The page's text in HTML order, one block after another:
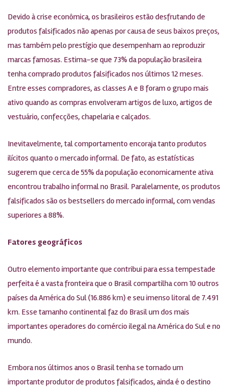
Devido à crise econômica, os brasileiros estão desfrutando de
produtos falsificados não apenas por causa de seus baixos preços,
mas também pelo prestígio que desempenham ao reproduzir
marcas famosas. Estima-se que 73% da população brasileira
tenha comprado produtos falsificados nos últimos 12 meses.
Entre esses compradores, as classes A e B foram o grupo mais
ativo quando as compras envolveram artigos de luxo, artigos de
vestuário, confecções, chapelaria e calçados.
Inevitavelmente, tal comportamento encoraja tanto produtos
ilícitos quanto o mercado informal. De fato, as estatísticas
sugerem que cerca de 55% da população economicamente ativa
encontrou trabalho informal no Brasil. Paralelamente, os produtos
falsificados são os bestsellers do mercado informal, com vendas
superiores a 88%.
Fatores geográficos
Outro elemento importante que contribui para essa tempestade
perfeita é a vasta fronteira que o Brasil compartilha com 10 outros
países da América do Sul (16.886 km) e seu imenso litoral de 7.491
km. Esse tamanho continental faz do Brasil um dos mais
importantes operadores do comércio ilegal na América do Sul e no
mundo.
Embora nos últimos anos o Brasil tenha se tornado um
importante produtor de produtos falsificados, ainda é o destino